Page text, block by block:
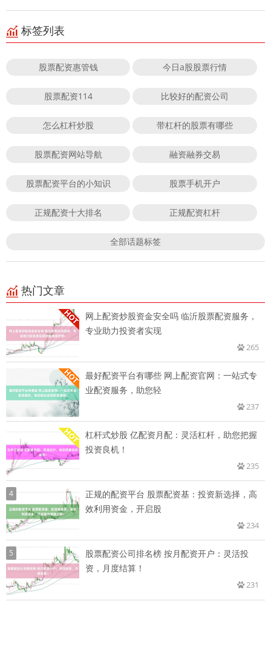
标签列表
股票配资惠管钱 今日a股股票行情
股票配资114 比较好的配资公司
怎么杠杆炒股 带杠杆的股票有哪些
股票配资网站导航 融资融券交易
股票配资平台的小知识 股票手机开户
正规配资十大排名 正规配资杠杆
全部话题标签
热门文章
网上配资炒股资金安全吗 临沂股票配资服务，
专业助力投资者实现
265
最好配资平台有哪些 网上配资官网：一站式专
业配资服务，助您轻
237
杠杆式炒股 亿配资月配：灵活杠杆，助您把握
投资良机！
235
4
正规的配资平台 股票配资基：投资新选择，高
效利用资金，开启股
234
5
股票配资公司排名榜 按月配资开户：灵活投
资，月度结算！
231